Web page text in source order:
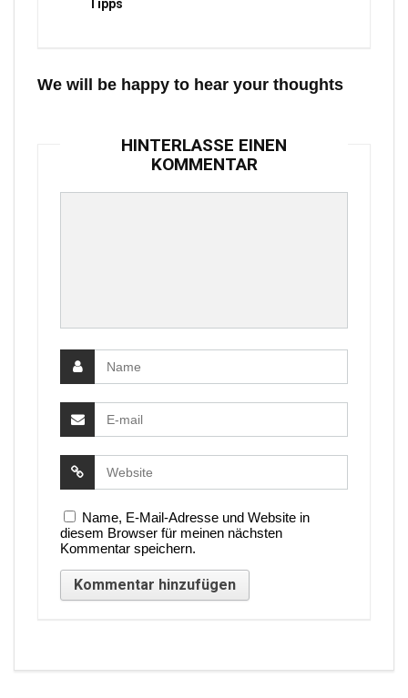
Tipps
We will be happy to hear your thoughts
HINTERLASSE EINEN
KOMMENTAR
Name, E-Mail-Adresse und Website in
diesem Browser für meinen nächsten
Kommentar speichern.